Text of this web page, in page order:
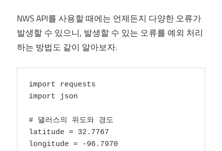
NWS API를 사용할 때에는 언제든지 다양한 오류가
발생할 수 있으니, 발생할 수 있는 오류를 예외 처리
하는 방법도 같이 알아보자.
import requests
import json
# 댈러스의 위도와 경도
latitude = 32.7767
longitude = -96.7970